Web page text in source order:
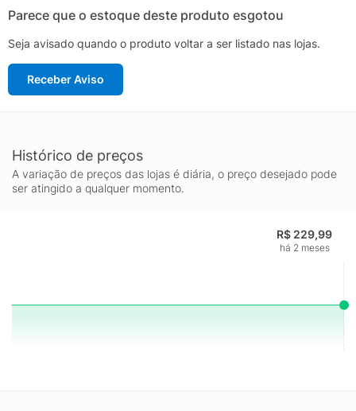
Parece que o estoque deste produto esgotou
Seja avisado quando o produto voltar a ser listado nas lojas.
Receber Aviso
Histórico de preços
A variação de preços das lojas é diária, o preço desejado pode
ser atingido a qualquer momento.
R$ 229,99
há 2 meses